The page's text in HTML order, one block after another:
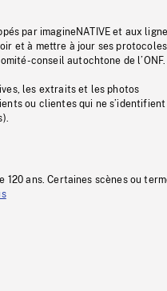
par imagineNATIVE et aux
et à mettre à jour ses protocoles
conseil autochtone de l’ONF.
les extraits et les photos
ou clientes qui ne s’identifient
ans. Certaines scènes ou